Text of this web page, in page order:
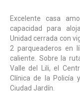
Excelente casa
capacidad para
Unidad cerrada con
2 parqueaderos en
caliente. Sobre la
Valle del Lili, el
Clínica de la Policía
Ciudad Jardín.